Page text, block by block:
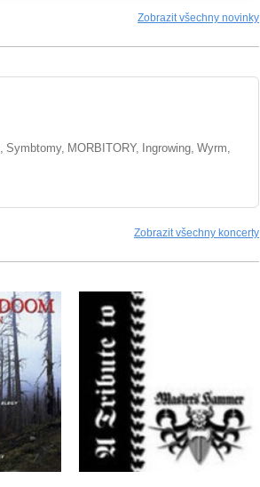
Zobrazit všechny novinky
Symbtomy, MORBITORY, Ingrowing, Wyrm,
Zobrazit všechny koncerty